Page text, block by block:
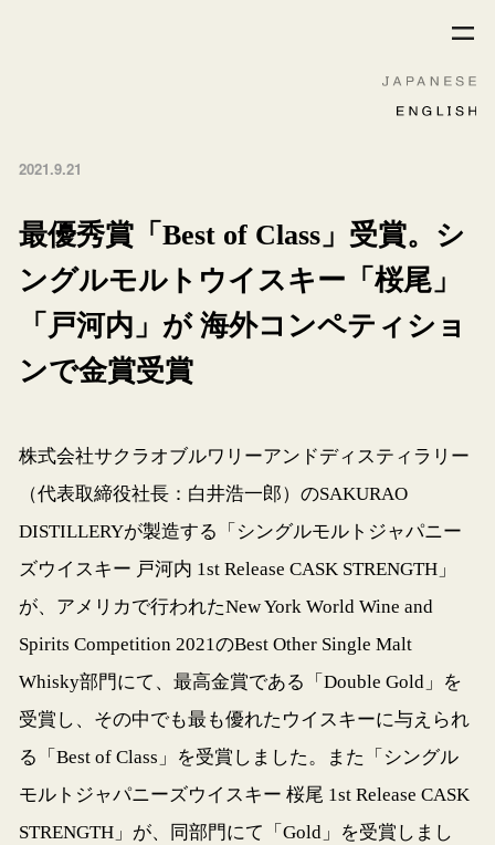
2021.9.21
最優秀賞「Best of Class」受賞。シ
ングルモルトウイスキー「桜尾」
「戸河内」が 海外コンペティショ
ンで金賞受賞
株式会社サクラオブルワリーアンドディスティラリー
（代表取締役社長：白井浩一郎）のSAKURAO
DISTILLERYが製造する「シングルモルトジャパニー
ズウイスキー 戸河内 1st Release CASK STRENGTH」
が、アメリカで行われたNew York World Wine and
Spirits Competition 2021のBest Other Single Malt
Whisky部門にて、最高金賞である「Double Gold」を
受賞し、その中でも最も優れたウイスキーに与えられ
る「Best of Class」を受賞しました。また「シングル
モルトジャパニーズウイスキー 桜尾 1st Release CASK
STRENGTH」が、同部門にて「Gold」を受賞しまし